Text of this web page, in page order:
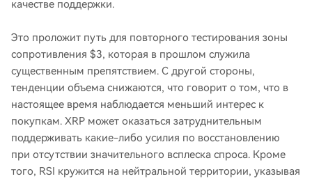
качестве поддержки.
Это проложит путь для повторного тестирования зоны
сопротивления $3, которая в прошлом служила
существенным препятствием. С другой стороны,
тенденции объема снижаются, что говорит о том, что в
настоящее время наблюдается меньший интерес к
покупкам. XRP может оказаться затруднительным
поддерживать какие-либо усилия по восстановлению
при отсутствии значительного всплеска спроса. Кроме
того, RSI кружится на нейтральной территории, указывая